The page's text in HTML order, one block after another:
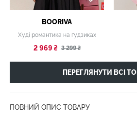
BOORIVA
Худі романтика на ґудзиках
2 969 ₴ 3 299 ₴
ПЕРЕГЛЯНУТИ ВСІ
ПОВНИЙ ОПИС ТОВАРУ